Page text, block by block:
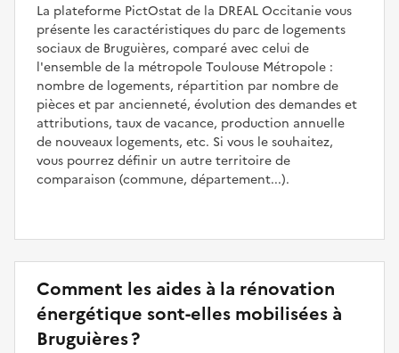
La plateforme PictOstat de la DREAL Occitanie vous
présente les caractéristiques du parc de logements
sociaux de Bruguières, comparé avec celui de
l'ensemble de la métropole Toulouse Métropole :
nombre de logements, répartition par nombre de
pièces et par ancienneté, évolution des demandes et
attributions, taux de vacance, production annuelle
de nouveaux logements, etc. Si vous le souhaitez,
vous pourrez définir un autre territoire de
comparaison (commune, département...).
Comment les aides à la rénovation
énergétique sont-elles mobilisées à
Bruguières ?